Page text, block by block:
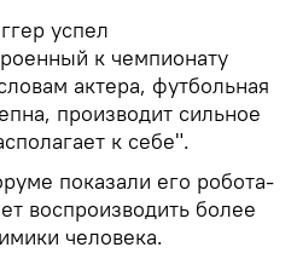
успел
к чемпионату
актера, футбольная
производит сильное
к себе".
показали его робота-
воспроизводить более
человека.